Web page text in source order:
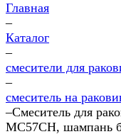
Главная
–
Каталог
–
смесители для
–
смеситель на
–Смеситель для
MC57CH, шампань